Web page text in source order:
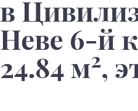
Санкт-
в
Неве 6-й
24.84 м2,